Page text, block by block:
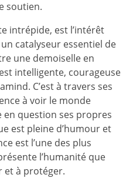
soutien.
intrépide, est l’intérêt
catalyseur essentiel de
une demoiselle en
intelligente, courageuse
C’est à travers ses
à voir le monde
question ses propres
est pleine d’humour et
est l’une des plus
l’humanité que
et à protéger.